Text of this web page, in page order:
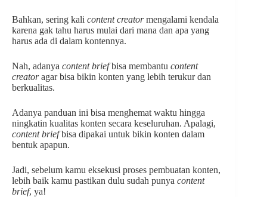
Bahkan, sering kali content creatormengalami kendala
karena gak tahu harus mulai dari mana dan apa yang
harus ada di dalam kontennya.
Nah, adanya content briefbisa membantu content
creatoragar bisa bikin konten yang lebih terukur dan
berkualitas.
Adanya panduan ini bisa menghemat waktu hingga
ningkatin kualitas konten secara keseluruhan. Apalagi,
content briefbisa dipakai untuk bikin konten dalam
bentuk apapun.
Jadi, sebelum kamu eksekusi proses pembuatan konten,
lebih baik kamu pastikan dulu sudah punya content
brief, ya!